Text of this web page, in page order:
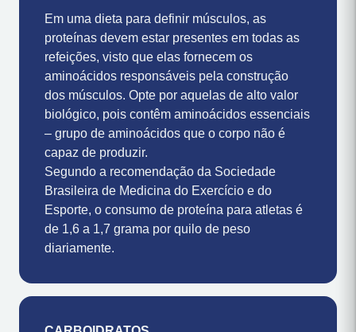
PROTEÍNAS
Em uma dieta para definir músculos, as
proteínas devem estar presentes em todas as
refeições, visto que elas fornecem os
aminoácidos responsáveis pela construção
dos músculos. Opte por aquelas de alto valor
biológico, pois contêm aminoácidos essenciais
– grupo de aminoácidos que o corpo não é
capaz de produzir.
Segundo a recomendação da Sociedade
Brasileira de Medicina do Exercício e do
Esporte, o consumo de proteína para atletas é
diariamente.